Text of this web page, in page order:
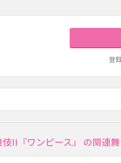
登
II『ワンピース』 の関連